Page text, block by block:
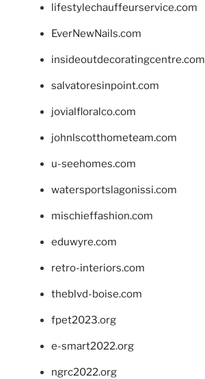
lifestylechauffeurservice.com
EverNewNails.com
insideoutdecoratingcentre.com
salvatoresinpoint.com
jovialfloralco.com
johnlscotthometeam.com
u-seehomes.com
watersportslagonissi.com
mischieffashion.com
eduwyre.com
retro-interiors.com
theblvd-boise.com
fpet2023.org
e-smart2022.org
ngrc2022.org